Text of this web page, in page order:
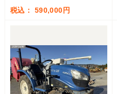
税込： 590,000円